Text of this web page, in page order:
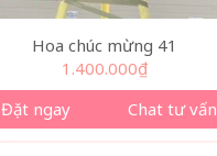
Hoa chúc mừng 41
1.400.000₫
Đặt ngay
Chat tư vấn